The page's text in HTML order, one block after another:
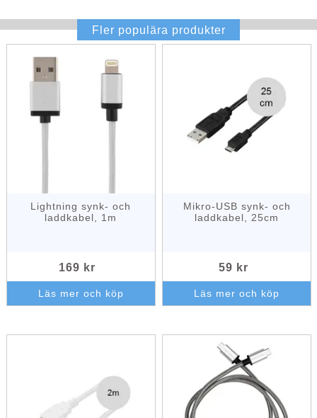
Fler populära produkter
Lightning synk- och
laddkabel, 1m
169 kr
Läs mer och köp
Mikro-USB synk- och
laddkabel, 25cm
59 kr
Läs mer och köp